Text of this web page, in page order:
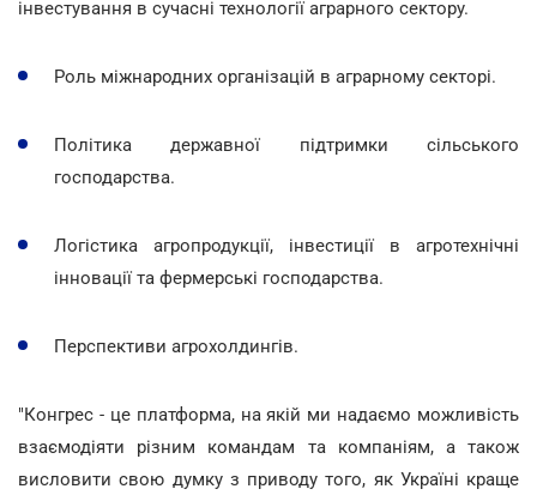
інвестування в сучасні технології аграрного сектору.
Роль міжнародних організацій в аграрному секторі.
Політика державної підтримки сільського
господарства.
Логістика агропродукції, інвестиції в агротехнічні
інновації та фермерські господарства.
Перспективи агрохолдингів.
"Конгрес - це платформа, на якій ми надаємо можливість
взаємодіяти різним командам та компаніям, а також
висловити свою думку з приводу того, як Україні краще